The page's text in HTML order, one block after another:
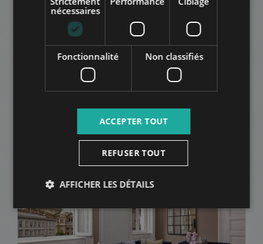
Montant du loyer:543.000 HUF
Quartier 6 • 1 chambres • 55 m2
nécessaires
Fonctionnalité Non classifiés
ACCEPTER TOUT
REFUSER TOUT
AFFICHER LES DÉTAILS